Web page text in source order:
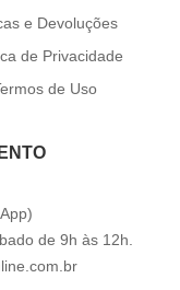
e Devoluções
de Privacidade
de Uso
de 9h às 12h.